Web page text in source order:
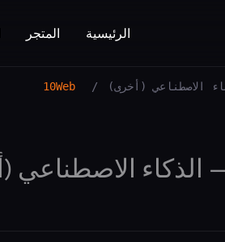
الرئيسية المتجر
الاصطناعي (أخرى) /
10Web
الذكاء الاصطناعي